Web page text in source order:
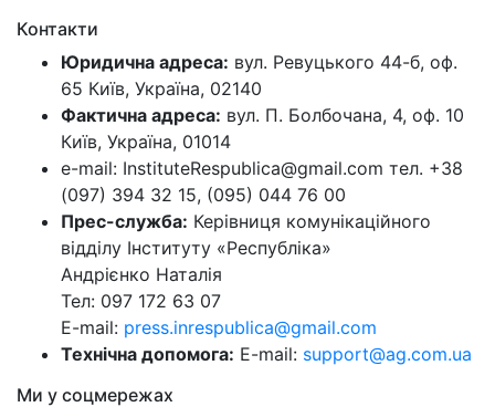
Контакти
Юридична адреса: вул. Ревуцького 44-б, оф.
65 Київ, Україна, 02140
Фактична адреса: вул. П. Болбочана, 4, оф. 10
Київ, Україна, 01014
e-mail: InstituteRespublica@gmail.com тел. +38
(097) 394 32 15, (095) 044 76 00
Прес-служба: Керівниця комунікаційного
відділу Інституту «Республіка»
Андрієнко Наталія
Тел: 097 172 63 07
E-mail: press.inrespublica@gmail.com
Технічна допомога: E-mail: support@ag.com.ua
Ми у соцмережах